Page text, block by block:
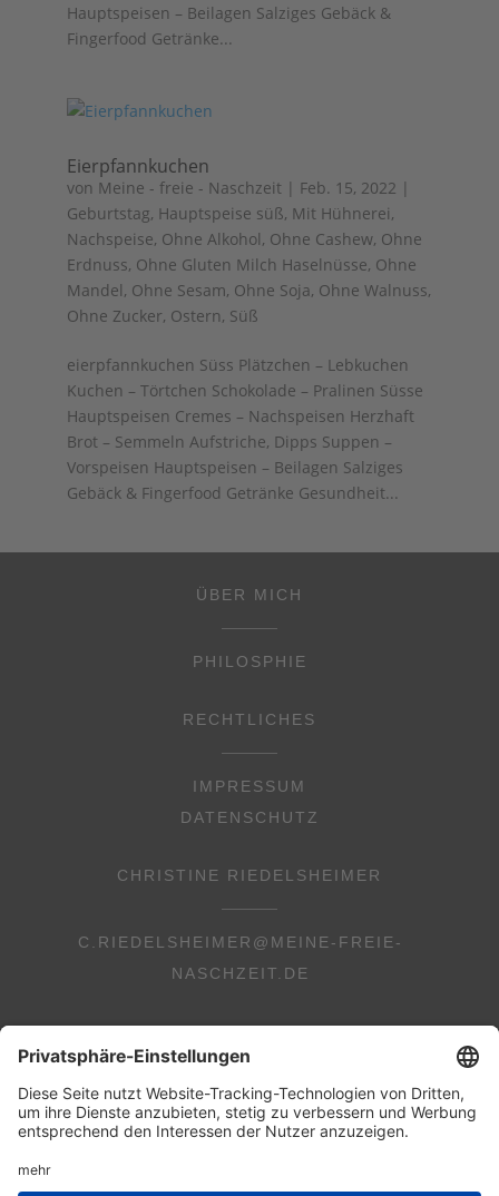
Hauptspeisen – Beilagen Salziges Gebäck &
Fingerfood Getränke...
Eierpfannkuchen
von Meine - freie - Naschzeit| Feb. 15, 2022 |
Geburtstag, Hauptspeise süß, Mit Hühnerei,
Nachspeise, Ohne Alkohol, Ohne Cashew, Ohne
Erdnuss, Ohne Gluten Milch Haselnüsse, Ohne
Mandel, Ohne Sesam, Ohne Soja, Ohne Walnuss,
Ohne Zucker, Ostern, Süß
eierpfannkuchen Süss Plätzchen – Lebkuchen
Kuchen – Törtchen Schokolade – Pralinen Süsse
Hauptspeisen Cremes – Nachspeisen Herzhaft
Brot – Semmeln Aufstriche, Dipps Suppen –
Vorspeisen Hauptspeisen – Beilagen Salziges
Gebäck & Fingerfood Getränke Gesundheit...
ÜBER MICH
PHILOSPHIE
RECHTLICHES
IMPRESSUM
DATENSCHUTZ
CHRISTINE RIEDELSHEIMER
C.RIEDELSHEIMER@MEINE-FREIE-
NASCHZEIT.DE